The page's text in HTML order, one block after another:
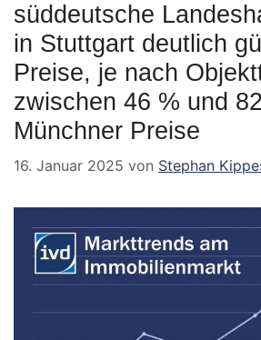
süddeutsche
in Stuttgart deutlich
Preise, je nach
zwischen 46 % und
Münchner Preise
16. Januar 2025 von Stephan